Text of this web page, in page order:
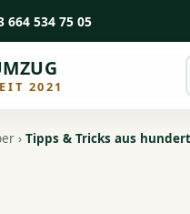
534 75 05
2021
› Tipps & Tricks aus